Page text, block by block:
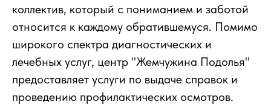
коллектив, который с пониманием и заботой
относится к каждому обратившемуся. Помимо
широкого спектра диагностических и
лечебных услуг, центр "Жемчужина Подолья"
предоставляет услуги по выдаче справок и
проведению профилактических осмотров.